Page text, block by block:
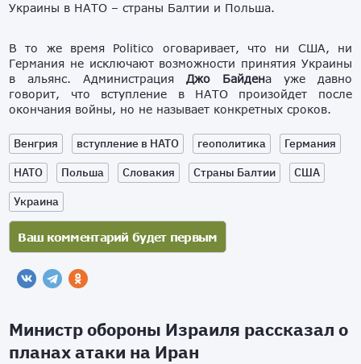
Украины в НАТО – страны Балтии и Польша.
В то же время Politico оговаривает, что ни США, ни
Германия не исключают возможности принятия Украины
в альянс. Администрация Джо Байдена уже давно
говорит, что вступление в НАТО произойдет после
окончания войны, но не называет конкретных сроков.
Венгрия вступление в НАТО геополитика
Германия
НАТО
Польша Словакия Страны Балтии
США
Украина
Министр обороны Израиля рассказал о
планах атаки на Иран